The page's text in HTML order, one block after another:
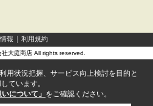
報 利用規約
大庭商店 All rights reserved.
用状況把握、サービス向上検討を目的と
ています。
について」 をご確認ください。